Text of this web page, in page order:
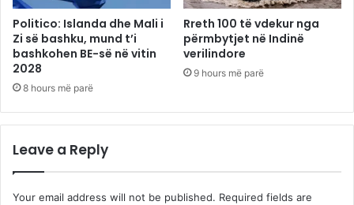
Politico: Islanda dhe Mali i
Zi së bashku, mund t’i
bashkohen BE-së në vitin
2028
8 hours më parë
Rreth 100 të vdekur nga
përmbytjet në Indinë
verilindore
9 hours më parë
Leave a Reply
Your email address will not be published. Required fields are